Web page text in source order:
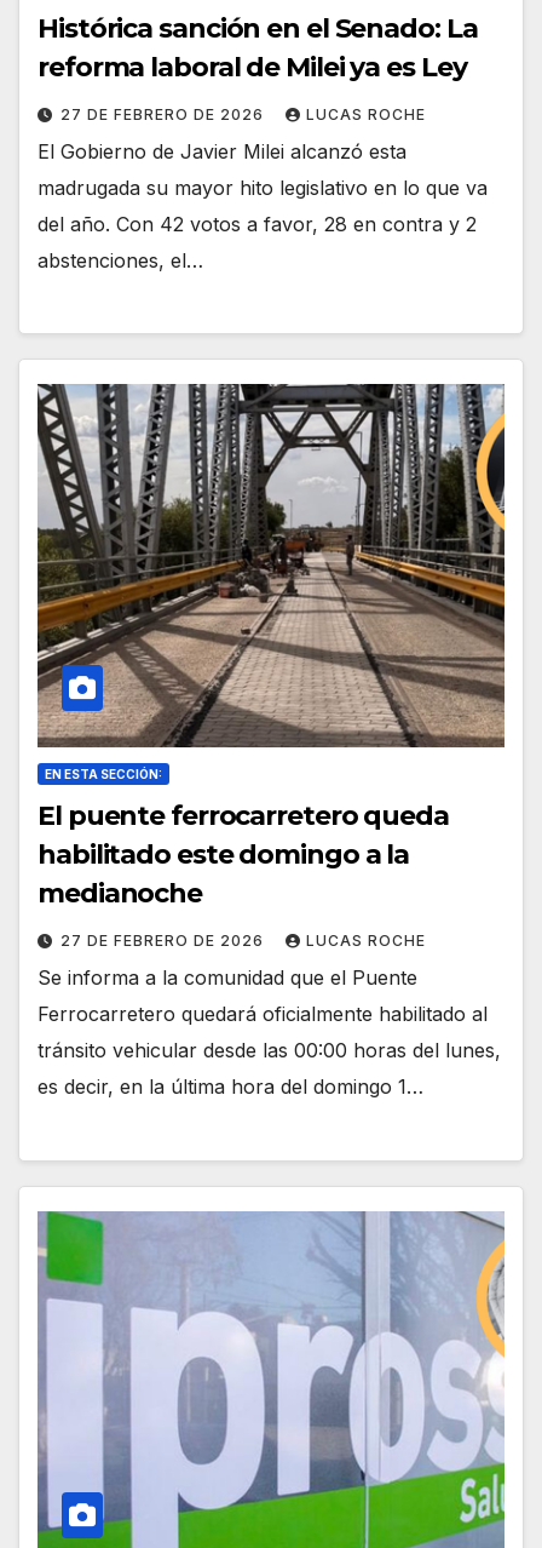
Histórica sanción en el Senado: La
reforma laboral de Milei ya es Ley
27 DE FEBRERO DE 2026 LUCAS ROCHE
El Gobierno de Javier Milei alcanzó esta
madrugada su mayor hito legislativo en lo que va
del año. Con 42 votos a favor, 28 en contra y 2
abstenciones, el…
EN ESTA SECCIÓN:
El puente ferrocarretero queda
habilitado este domingo a la
medianoche
27 DE FEBRERO DE 2026 LUCAS ROCHE
Se informa a la comunidad que el Puente
Ferrocarretero quedará oficialmente habilitado al
tránsito vehicular desde las 00:00 horas del lunes,
es decir, en la última hora del domingo 1…